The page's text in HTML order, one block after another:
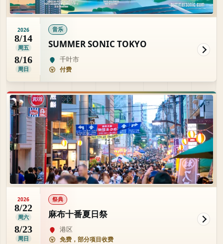
2026
8/14
周五
8/16
周日
音乐
SUMMER SONIC TOKYO
千叶市
付费
2026
8/22
周六
8/23
周日
祭典
麻布十番夏日祭
港区
免费，部分项目收费